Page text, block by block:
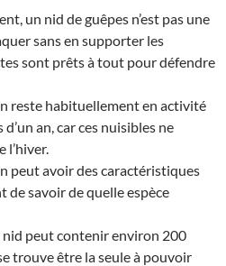
un nid de guêpes n’est pas une
sans en supporter les
sont prêts à tout pour défendre
reste habituellement en activité
an, car ces nuisibles ne
l’hiver.
peut avoir des caractéristiques
de savoir de quelle espèce
nid peut contenir environ 200
trouve être la seule à pouvoir